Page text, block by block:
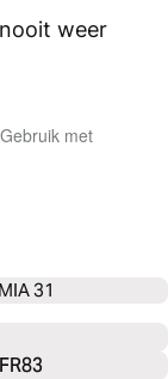
weer
met
31